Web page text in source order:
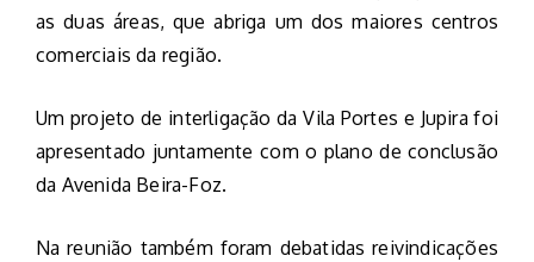
as duas áreas, que abriga um dos maiores centros
comerciais da região.
Um projeto de interligação da Vila Portes e Jupira foi
apresentado juntamente com o plano de conclusão
da Avenida Beira-Foz.
Na reunião também foram debatidas reivindicações